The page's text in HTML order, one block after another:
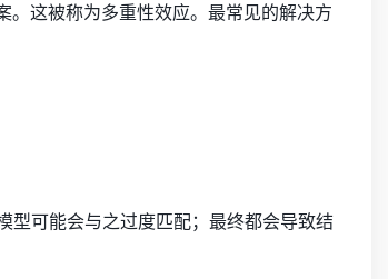
这被称为多重性效应。最常见的解决方
型可能会与之过度匹配；最终都会导致结